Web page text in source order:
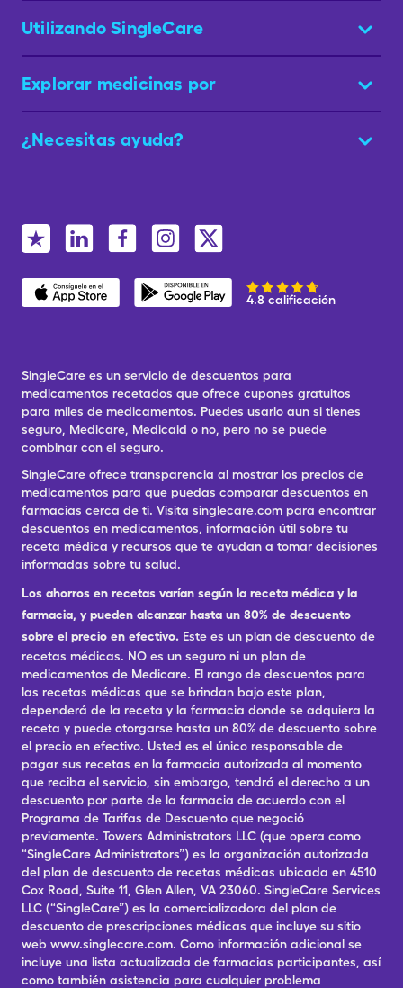
Utilizando SingleCare
Explorar medicinas por
¿Necesitas ayuda?
4.8 calificación
SingleCare es un servicio de descuentos para
medicamentos recetados que ofrece cupones gratuitos
para miles de medicamentos. Puedes usarlo aun si tienes
seguro, Medicare, Medicaid o no, pero no se puede
combinar con el seguro.
SingleCare ofrece transparencia al mostrar los precios de
medicamentos para que puedas comparar descuentos en
farmacias cerca de ti. Visita singlecare.com para encontrar
descuentos en medicamentos, información útil sobre tu
receta médica y recursos que te ayudan a tomar decisiones
informadas sobre tu salud.
Los ahorros en recetas varían según la receta médica y la
farmacia, y pueden alcanzar hasta un 80% de descuento
sobre el precio en efectivo. Este es un plan de descuento de
recetas médicas. NO es un seguro ni un plan de
medicamentos de Medicare. El rango de descuentos para
las recetas médicas que se brindan bajo este plan,
dependerá de la receta y la farmacia donde se adquiera la
receta y puede otorgarse hasta un 80% de descuento sobre
el precio en efectivo. Usted es el único responsable de
pagar sus recetas en la farmacia autorizada al momento
que reciba el servicio, sin embargo, tendrá el derecho a un
descuento por parte de la farmacia de acuerdo con el
Programa de Tarifas de Descuento que negoció
previamente. Towers Administrators LLC (que opera como
“SingleCare Administrators”) es la organización autorizada
del plan de descuento de recetas médicas ubicada en 4510
Cox Road, Suite 11, Glen Allen, VA 23060. SingleCare Services
LLC (“SingleCare”) es la comercializadora del plan de
descuento de prescripciones médicas que incluye su sitio
web www.singlecare.com. Como información adicional se
incluye una lista actualizada de farmacias participantes, así
como también asistencia para cualquier problema